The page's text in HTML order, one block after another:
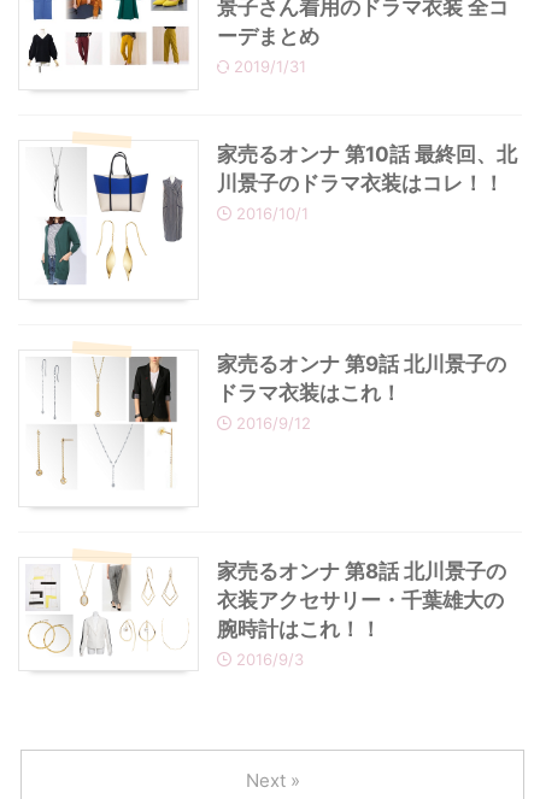
景子さん着用のドラマ衣装 全コ
ーデまとめ
2019/1/31
家売るオンナ 第10話 最終回、北
川景子のドラマ衣装はコレ！！
2016/10/1
家売るオンナ 第9話 北川景子の
ドラマ衣装はこれ！
2016/9/12
家売るオンナ 第8話 北川景子の
衣装アクセサリー・千葉雄大の
腕時計はこれ！！
2016/9/3
Next »